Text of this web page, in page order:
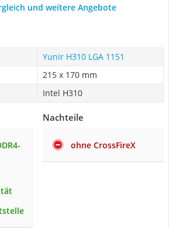
und weitere Angebote
Yunir H310 LGA 1151
215 x 170 mm
Intel H310
Nachteile
ohne CrossFireX